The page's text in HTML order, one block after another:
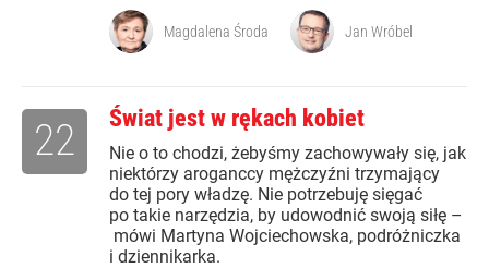
Magdalena Środa Jan Wróbel
Świat jest w rękach kobiet
Nie o to chodzi, żebyśmy zachowywały się, jak
niektórzy aroganccy mężczyźni trzymający
do tej pory władzę. Nie potrzebuję sięgać
po takie narzędzia, by udowodnić swoją siłę –
mówi Martyna Wojciechowska, podróżniczka
i dziennikarka.
22